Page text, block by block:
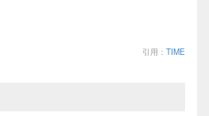
引用： TIME